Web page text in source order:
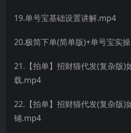
19.单号宝基础设置讲解.mp4
20.极简下单(简单版)+单号宝实
21.【拍单】招财猫代发(复杂版)
载.mp4
22.【拍单】招财猫代发(复杂版)
铺.mp4